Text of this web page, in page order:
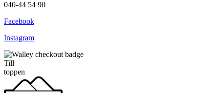
040-44 54 90
Facebook
Instagram
Till
toppen